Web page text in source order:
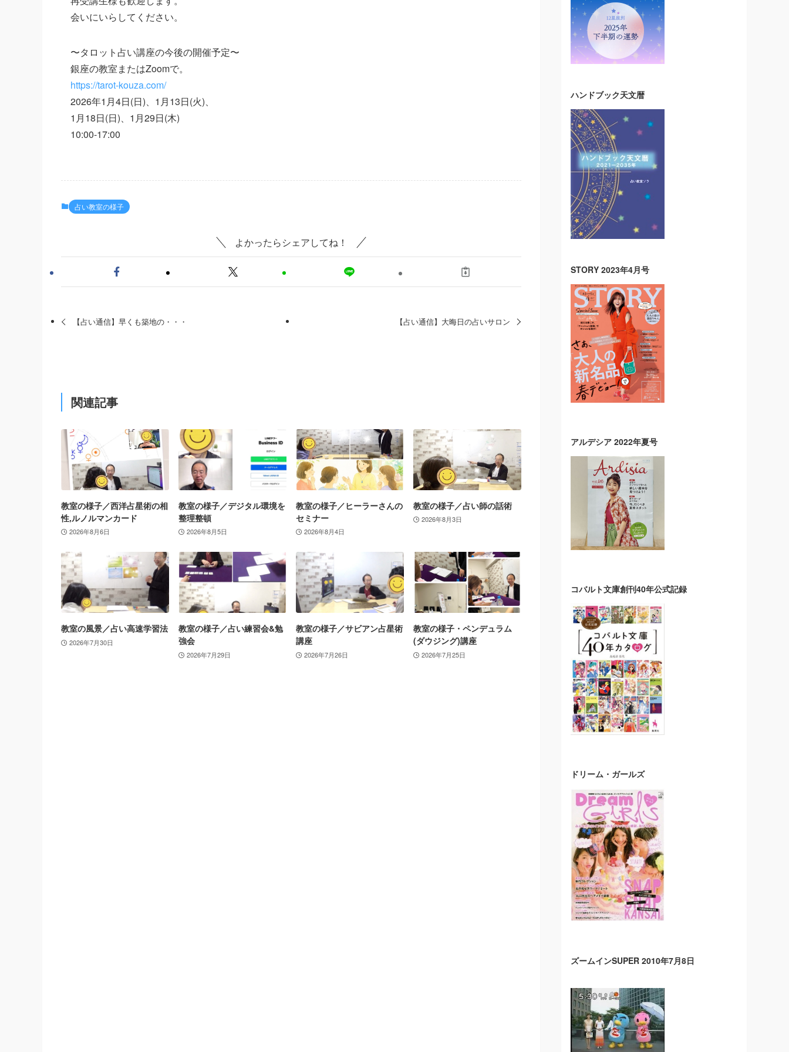
会いにいらしてください。
〜タロット占い講座の今後の開催予定〜
銀座の教室またはZoomで。
https://tarot-kouza.com/
2026年1月4日(日)、1月13日(火)、
1月18日(日)、1月29日(木)
10:00-17:00
占い教室の様子
よかったらシェアしてね！
【占い通信】早くも築地の・・・ 【占い通信】大晦日の占いサロン
関連記事
教室の様子／西洋占星術の相
性,ルノルマンカード
2026年8月6日
教室の様子／デジタル環境を
整理整頓
2026年8月5日
教室の様子／ヒーラーさんの
セミナー
2026年8月4日
教室の様子／占い師の話術
2026年8月3日
教室の風景／占い高速学習法
2026年7月30日
教室の様子／占い練習会&勉
強会
2026年7月29日
教室の様子／サビアン占星術
講座
2026年7月26日
教室の様子・ペンデュラム
(ダウジング)講座
2026年7月25日
ハンドブック天文暦
STORY 2023年4月号
アルデシア 2022年夏号
コバルト文庫創刊40年公式記録
ドリーム・ガールズ
ズームインSUPER 2010年7月8日